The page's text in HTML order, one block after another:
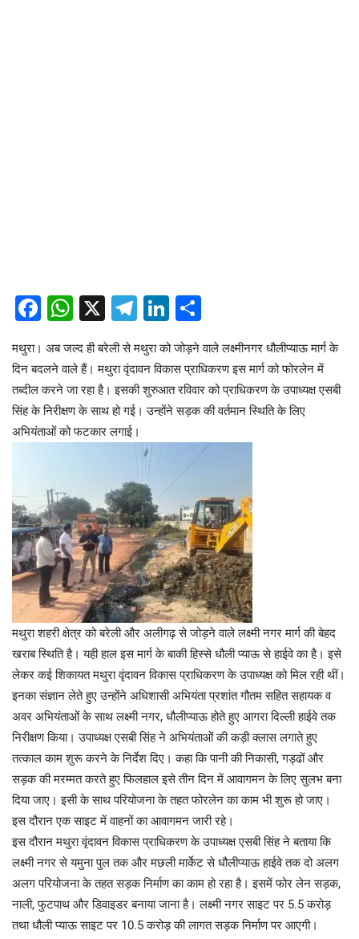
Facebook
WhatsApp
X Telegram
LinkedIn
मथुरा। अब जल्द ही बरेली से मथुरा को जोड़ने वाले लक्ष्मीनगर धौलीप्याऊ मार्ग के
दिन बदलने वाले हैं। मथुरा वृंदावन विकास प्राधिकरण इस मार्ग को फोरलेन में
तब्दील करने जा रहा है। इसकी शुरुआत रविवार को प्राधिकरण के उपाध्यक्ष एसबी
सिंह के निरीक्षण के साथ हो गई। उन्होंने सड़क की वर्तमान स्थिति के लिए
अभियंताओं को फटकार लगाई।
मथुरा शहरी क्षेत्र को बरेली और अलीगढ़ से जोड़ने वाले लक्ष्मी नगर मार्ग की बेहद
खराब स्थिति है। यही हाल इस मार्ग के बाकी हिस्से धौली प्याऊ से हाईवे का है। इसे
लेकर कई शिकायत मथुरा वृंदावन विकास प्राधिकरण के उपाध्यक्ष को मिल रही थीं।
इनका संज्ञान लेते हुए उन्होंने अधिशासी अभियंता प्रशांत गौतम सहित सहायक व
अवर अभियंताओं के साथ लक्ष्मी नगर, धौलीप्याऊ होते हुए आगरा दिल्ली हाईवे तक
निरीक्षण किया। उपाध्यक्ष एसबी सिंह ने अभियंताओं की कड़ी क्लास लगाते हुए
तत्काल काम शुरू करने के निर्देश दिए। कहा कि पानी की निकासी, गड्ढों और
सड़क की मरम्मत करते हुए फिलहाल इसे तीन दिन में आवागमन के लिए सुलभ बना
दिया जाए। इसी के साथ परियोजना के तहत फोरलेन का काम भी शुरू हो जाए।
इस दौरान एक साइट में वाहनों का आवागमन जारी रहे।
इस दौरान मथुरा वृंदावन विकास प्राधिकरण के उपाध्यक्ष एसबी सिंह ने बताया कि
लक्ष्मी नगर से यमुना पुल तक और मछली मार्केट से धौलीप्याऊ हाईवे तक दो अलग
अलग परियोजना के तहत सड़क निर्माण का काम हो रहा है। इसमें फोर लेन सड़क,
नाली, फुटपाथ और डिवाइडर बनाया जाना है। लक्ष्मी नगर साइट पर 5.5 करोड़
तथा धौली प्याऊ साइट पर 10.5 करोड़ की लागत सड़क निर्माण पर आएगी।